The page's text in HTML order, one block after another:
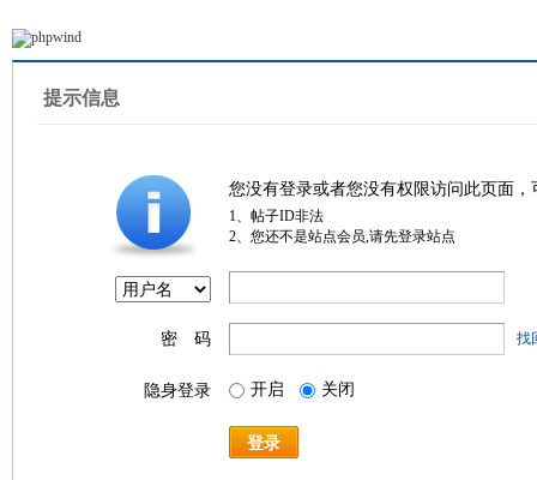
提示信息
您没有登录或者您没有权限访问此页面
1、帖子ID非法
2、您还不是站点会员,请先登录站点
密 码 找
隐身登录 开启 关闭
登录